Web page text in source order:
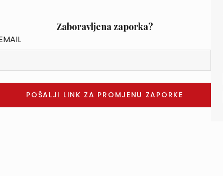
Zaboravljena zaporka?